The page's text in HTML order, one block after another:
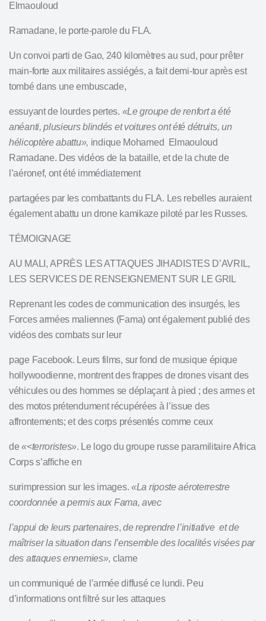
Elmaouloud
Ramadane, le porte-parole du FLA.
Un convoi parti de Gao, 240 kilomètres au sud, pour prêter
main-forte aux militaires assiégés, a fait demi-tour après est
tombé dans une embuscade,
essuyant de lourdes pertes. «Le groupe de renfort a été
anéanti, plusieurs blindés et voitures ont été détruits, un
hélicoptère abattu», indique Mohamed Elmaouloud
Ramadane. Des vidéos de la bataille, et de la chute de
l’aéronef, ont été immédiatement
partagées par les combattants du FLA. Les rebelles auraient
également abattu un drone kamikaze piloté par les Russes.
TÉMOIGNAGE
AU MALI ,APRÈS LES ATTAQUES JIHADISTES D’AVRIL,
LES SERVICES DE RENSEIGNEMENT SUR LE GRIL
Reprenant les codes de communication des insurgés, les
Forces armées maliennes (Fama) ont également publié des
vidéos des combats sur leur
page Facebook. Leurs films, sur fond de musique épique
hollywoodienne, montrent des frappes de drones visant des
véhicules ou des hommes se déplaçant à pied ; des armes et
des motos prétendument récupérées à l’issue des
affrontements; et des corps présentés comme ceux
de«<terroristes». Le logo du groupe russe paramilitaire Africa
Corps s’affiche en
surimpression sur les images. «La riposteaéroterrestre
coordonnée apermisaux Fama,avec
l’appui de leurs partenaires,de reprendre l’initiative et de
maîtriser la situation dans l’ensemble des localités visées par
des attaques ennemies», clame
un communiqué de l’armée diffusé ce lundi. Peu
d’informations ont filtré sur les attaques